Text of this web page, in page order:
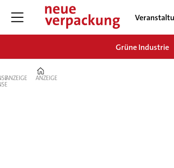
Grüne Industrie
ANZEIGE ANZEIGE